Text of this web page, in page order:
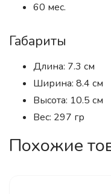
60 мес.
Габариты
Длина: 7.3 см
Ширина: 8.4 см
Высота: 10.5 см
Вес: 297 гр
Похожие